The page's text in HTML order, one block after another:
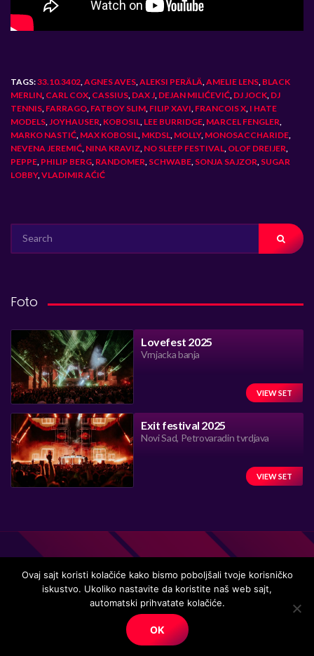
TAGS:33.10.3402 AGNES AVES ALEKSI PERÄLÄ AMELIE LENS BLACK
MERLIN CARL COX CASSIUS DAX J DEJAN MILIĆEVIĆ DJ JOCK DJ
TENNIS FARRAGO FATBOY SLIM FILIP XAVI FRANCOIS X I HATE
MODELS JOYHAUSER KOBOSIL LEE BURRIDGE MARCEL FENGLER
MARKO NASTIĆ MAX KOBOSIL MKDSL MOLLY, MONOSACCHARIDE
NEVENA JEREMIĆ NINA KRAVIZ NO SLEEP FESTIVAL OLOF DREIJER
PEPPE PHILIP BERG RANDOMER SCHWABE SONJA SAJZOR SUGAR
LOBBY, VLADIMIR AĆIĆ
FOR:
Foto
Lovefest 2025
Vrnjacka banja
VIEW SET
Exit festival 2025
Novi Sad, Petrovaradin tvrdjava
VIEW SET
Handmade in Serbia 15 years ago, while listening to the great
© Copyright. All right reserved.
Ovaj sajt koristi kolačiće kako bismo poboljšali tvoje korisničko
iskustvo. Ukoliko nastavite da koristite naš web sajt,
automatski prihvatate kolačiće.
OK